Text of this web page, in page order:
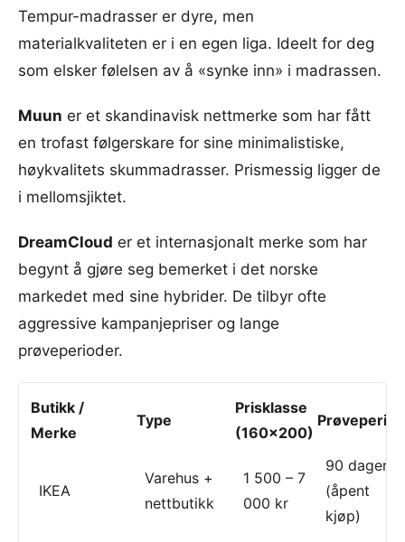
Tempur-madrasser er dyre, men
materialkvaliteten er i en egen liga. Ideelt for deg
som elsker følelsen av å «synke inn» i madrassen.
Muun er et skandinavisk nettmerke som har fått
en trofast følgerskare for sine minimalistiske,
høykvalitets skummadrasser. Prismessig ligger de
i mellomsjiktet.
DreamCloud er et internasjonalt merke som har
begynt å gjøre seg bemerket i det norske
markedet med sine hybrider. De tilbyr ofte
aggressive kampanjepriser og lange
prøveperioder.
Butikk /
Merke
Type
Prisklasse
(160×200)
IKEA
Varehus +
nettbutikk
1 500 – 7
000 kr
90 dager
(åpent
kjøp)